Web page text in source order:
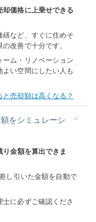
却価格に上乗せできる
など、すぐに住めそ
改善で十分です。
ム・リノベーション
い空間にしたい人も
売却額は高くなる？
をシミュレーシ
金額を算出できま
し引いた金額を自動で
に必ずご確認くださ